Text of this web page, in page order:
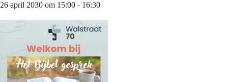
26 april 2030 om 15:00 - 16:30